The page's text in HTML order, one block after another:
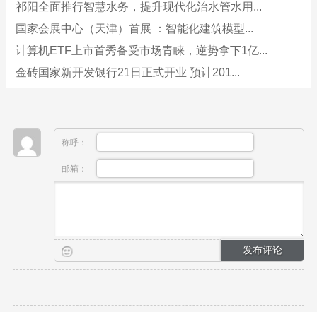
祁阳全面推行智慧水务，提升现代化治水管水用...
国家会展中心（天津）首展 ：智能化建筑模型...
计算机ETF上市首秀备受市场青睐，逆势拿下1亿...
金砖国家新开发银行21日正式开业 预计201...
称呼：
邮箱：